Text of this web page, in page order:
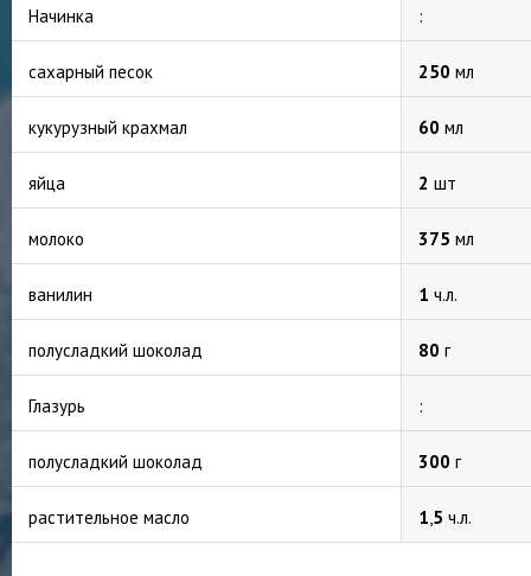
Начинка :
сахарный песок 250 мл
кукурузный крахмал 60 мл
яйца 2 шт
молоко 375 мл
ванилин 1 ч.л.
полусладкий шоколад 80 г
Глазурь :
полусладкий шоколад 300 г
растительное масло 1,5 ч.л.